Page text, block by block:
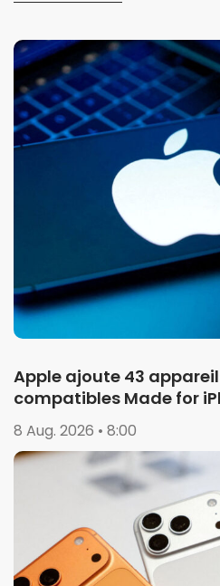
Apple ajoute 43
compatibles Made for
8 Aug. 2026 • 8:00